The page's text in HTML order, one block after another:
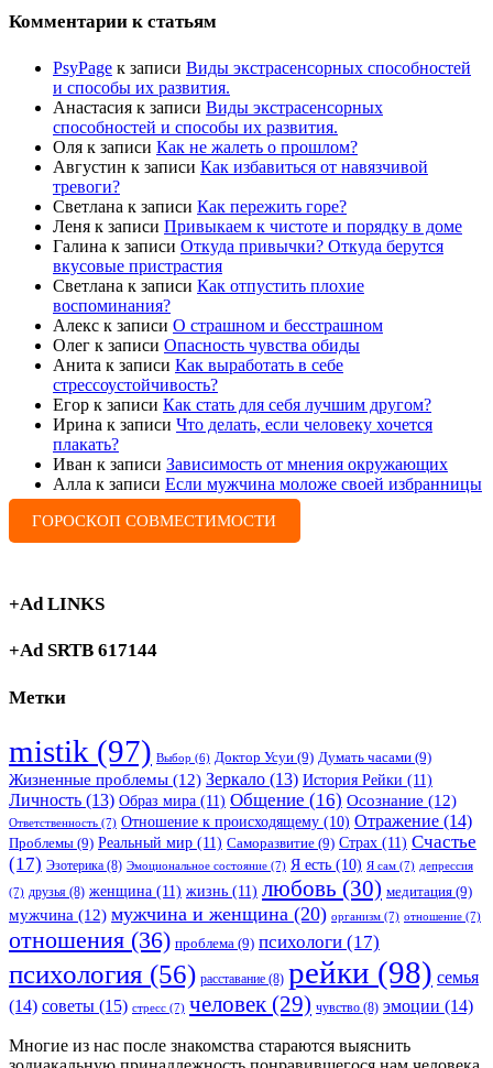
Комментарии к статьям
PsyPage к записи Виды экстрасенсорных способностей
и способы их развития.
Анастасия к записи Виды экстрасенсорных
способностей и способы их развития.
Оля к записи Как не жалеть о прошлом?
Августин к записи Как избавиться от навязчивой
тревоги?
Светлана к записи Как пережить горе?
Леня к записи Привыкаем к чистоте и порядку в доме
Галина к записи Откуда привычки? Откуда берутся
вкусовые пристрастия
Светлана к записи Как отпустить плохие
воспоминания?
Алекс к записи О страшном и бесстрашном
Олег к записи Опасность чувства обиды
Анита к записи Как выработать в себе
стрессоустойчивость?
Егор к записи Как стать для себя лучшим другом?
Ирина к записи Что делать, если человеку хочется
плакать?
Иван к записи Зависимость от мнения окружающих
Алла к записи Если мужчина моложе своей избранницы
ГОРОСКОП СОВМЕСТИМОСТИ
+Ad LINKS
+Ad SRTB 617144
Метки
mistik (97) Выбор (6) Доктор Усуи (9) Думать часами (9)
Жизненные проблемы (12) Зеркало (13) История Рейки (11)
Личность (13) Образ мира (11) Общение (16) Осознание (12)
Ответственность (7) Отношение к происходящему (10) Отражение (14)
Проблемы (9) Реальный мир (11) Саморазвитие (9) Страх (11) Счастье
(17) Эзотерика (8) Эмоциональное состояние (7) Я есть (10) Я сам (7) депрессия
(7) друзья (8) женщина (11) жизнь (11) любовь (30) медитация (9)
мужчина (12) мужчина и женщина (20) организм (7) отношение (7)
отношения (36) проблема (9) психологи (17)
психология (56) расставание (8) рейки (98) семья
(14) советы (15) стресс (7) человек(29) чувство (8) эмоции (14)
Многие из нас после знакомства стараются выяснить